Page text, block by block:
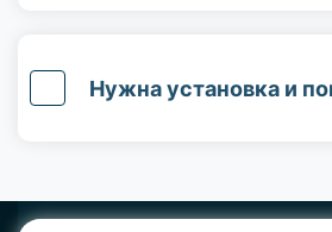
Нужна установка и